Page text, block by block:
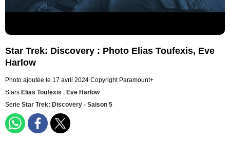
Star Trek: Discovery : Photo Elias Toufexis, Eve
Harlow
Photo ajoutée le 17 avril 2024 Copyright Paramount+
Stars Elias Toufexis , Eve Harlow
Serie Star Trek: Discovery - Saison 5